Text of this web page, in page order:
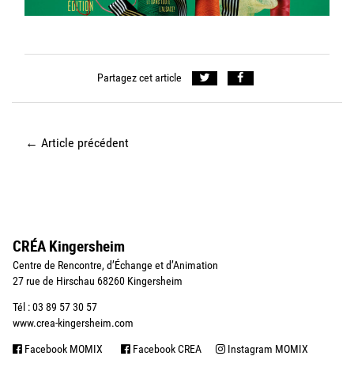
Partagez cet article
← Article précédent
CRÉA Kingersheim
Centre de Rencontre, d’Échange et d’Animation
27 rue de Hirschau 68260 Kingersheim
Tél : 03 89 57 30 57
www.crea-kingersheim.com
Facebook MOMIX Facebook CREA Instagram MOMIX